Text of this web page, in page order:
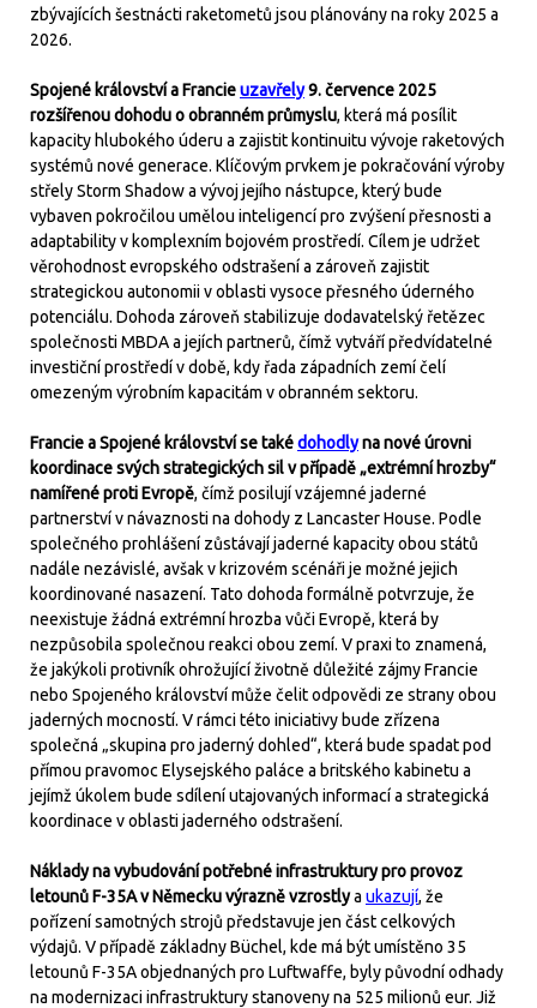
zbývajících šestnácti raketometů jsou plánovány na roky 2025 a
2026.
Spojené království a Francieuzavřely9. července 2025
rozšířenou dohodu o obranném průmyslu, která má posílit
kapacity hlubokého úderu a zajistit kontinuitu vývoje raketových
systémů nové generace. Klíčovým prvkem je pokračování výroby
střely Storm Shadow a vývoj jejího nástupce, který bude
vybaven pokročilou umělou inteligencí pro zvýšení přesnosti a
adaptability v komplexním bojovém prostředí. Cílem je udržet
věrohodnost evropského odstrašení a zároveň zajistit
strategickou autonomii v oblasti vysoce přesného úderného
potenciálu. Dohoda zároveň stabilizuje dodavatelský řetězec
společnosti MBDA a jejích partnerů, čímž vytváří předvídatelné
investiční prostředí v době, kdy řada západních zemí čelí
omezeným výrobním kapacitám v obranném sektoru.
Francie a Spojené království se takédohodlyna nové úrovni
koordinace svých strategických sil v případě „extrémní hrozby“
namířené proti Evropě, čímž posilují vzájemné jaderné
partnerství v návaznosti na dohody z Lancaster House. Podle
společného prohlášení zůstávají jaderné kapacity obou států
nadále nezávislé, avšak v krizovém scénáři je možné jejich
koordinované nasazení. Tato dohoda formálně potvrzuje, že
neexistuje žádná extrémní hrozba vůči Evropě, která by
nezpůsobila společnou reakci obou zemí. V praxi to znamená,
že jakýkoli protivník ohrožující životně důležité zájmy Francie
nebo Spojeného království může čelit odpovědi ze strany obou
jaderných mocností. V rámci této iniciativy bude zřízena
společná „skupina pro jaderný dohled“, která bude spadat pod
přímou pravomoc Elysejského paláce a britského kabinetu a
jejímž úkolem bude sdílení utajovaných informací a strategická
koordinace v oblasti jaderného odstrašení.
Náklady na vybudování potřebné infrastruktury pro provoz
letounů F-35A v Německu výrazně vzrostlya ukazují, že
pořízení samotných strojů představuje jen část celkových
výdajů. V případě základny Büchel, kde má být umístěno 35
letounů F-35A objednaných pro Luftwaffe, byly původní odhady
na modernizaci infrastruktury stanoveny na 525 milionů eur. Již